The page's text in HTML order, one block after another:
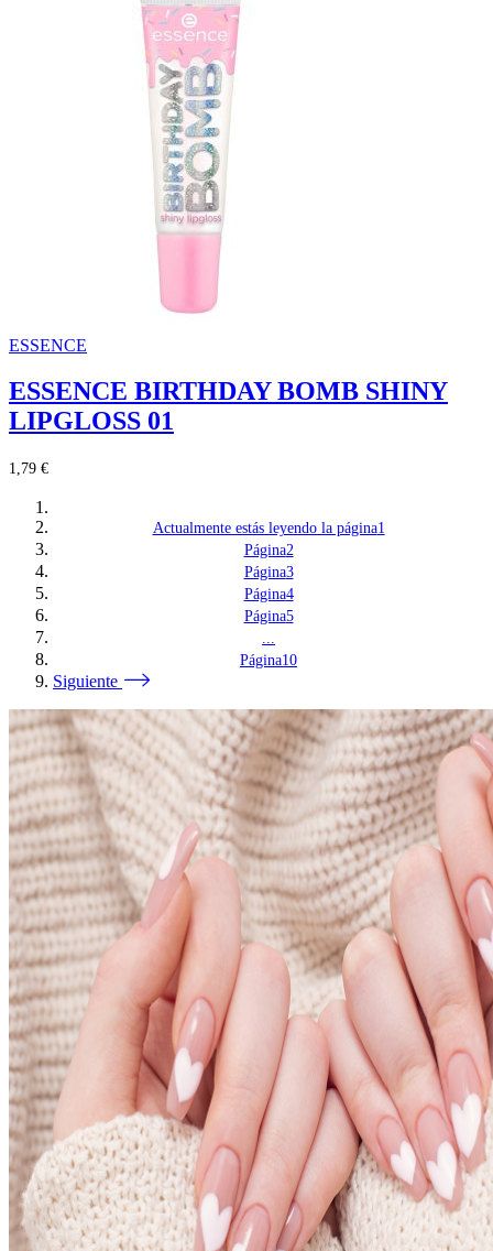
ESSENCE
ESSENCE BIRTHDAY BOMB SHINY
LIPGLOSS 01
1,79 €
Actualmente estás leyendo la página1
Página2
Página3
Página4
Página5
...
Página10
Siguiente